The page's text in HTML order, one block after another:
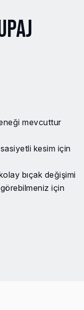
mevcuttur
kesim için
bıçak değişimi
görebilmeniz için
açısı 45°'ye